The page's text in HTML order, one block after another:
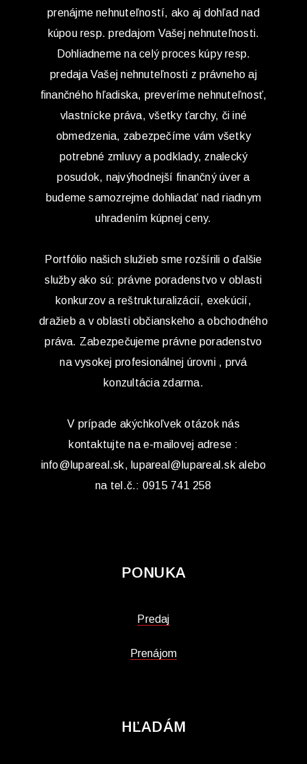
prenájme nehnuteľností, ako aj dohľad nad
kúpou resp. predajom Vašej nehnuteľnosti.
Dohliadneme na celý proces kúpy resp.
predaja Vašej nehnuteľnosti z právneho aj
finančného hľadiska, preveríme nehnuteľnosť,
vlastnícke práva, všetky ťarchy, či iné
obmedzenia, zabezpečíme vám všetky
potrebné zmluvy a podklady, znalecký
posudok, najvýhodnejší finančný úver a
budeme samozrejme dohliadať nad riadnym
uhradením kúpnej ceny.
Portfólio našich služieb sme rozšírili o ďalšie
služby ako sú: právne poradenstvo v oblasti
konkurzov a reštrukturalizácií, exekúcií,
dražieb a v oblasti občianskeho a obchodného
práva. Zabezpečujeme právne poradenstvo
na vysokej profesionálnej úrovni , prvá
konzultácia zdarma.
V prípade akýchkoľvek otázok nás
kontaktujte na e-mailovej adrese :
info@lupareal.sk, lupareal@lupareal.sk alebo
na tel.č.: 0915 741 258
PONUKA
Predaj
Prenájom
HĽADÁM